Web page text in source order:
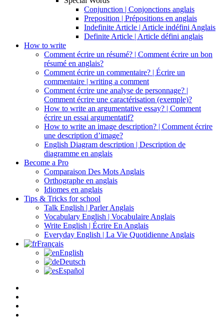
Conjunction | Conjonctions anglais
Preposition | Prépositions en anglais
Indefinite Article | Article indéfini Anglais
Definite Article | Article défini anglais
How to write
Comment écrire un résumé? | Comment écrire un bon
résumé en anglais?
Comment écrire un commentaire? | Écrire un
commentaire | writing a comment
Comment écrire une analyse de personnage? |
Comment écrire une caractérisation (exemple)?
How to write an argumentative essay? | Comment
écrire un essai argumentatif?
How to write an image description? | Comment écrire
une description d’image?
English Diagram description | Description de
diagramme en anglais
Become a Pro
Comparaison Des Mots Anglais
Orthographe en anglais
Idiomes en anglais
Tips & Tricks for school
Talk English | Parler Anglais
Vocabulary English | Vocabulaire Anglais
Write English | Écrire En Anglais
Everyday English | La Vie Quotidienne Anglais
Français
English
Deutsch
Español